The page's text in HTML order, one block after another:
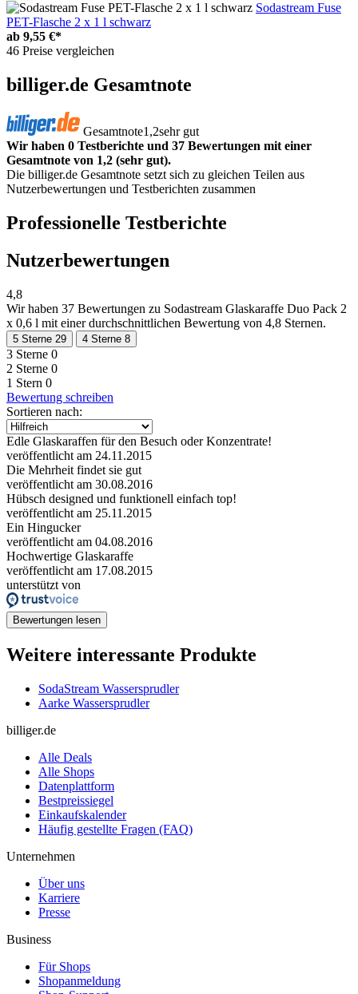
Sodastream Fuse
PET-Flasche 2 x 1 l schwarz
ab 9,55 €*
46 Preise vergleichen
billiger.de Gesamtnote
Gesamtnote1,2sehr gut
Wir haben 0 Testberichte und 37 Bewertungen mit einer
Gesamtnote von 1,2 (sehr gut).
Die billiger.de Gesamtnote setzt sich zu gleichen Teilen aus
Nutzerbewertungen und Testberichten zusammen
Professionelle Testberichte
Nutzerbewertungen
4,8
Wir haben 37 Bewertungen zu Sodastream Glaskaraffe Duo Pack 2
x 0,6 l mit einer durchschnittlichen Bewertung von 4,8 Sternen.
5 Sterne 29 4 Sterne 8
3 Sterne 0
2 Sterne 0
1 Stern 0
Bewertung schreiben
Sortieren nach:
Edle Glaskaraffen für den Besuch oder Konzentrate!
veröffentlicht am 24.11.2015
Die Mehrheit findet sie gut
veröffentlicht am 30.08.2016
Hübsch designed und funktionell einfach top!
veröffentlicht am 25.11.2015
Ein Hingucker
veröffentlicht am 04.08.2016
Hochwertige Glaskaraffe
veröffentlicht am 17.08.2015
unterstützt von
Bewertungen lesen
Weitere interessante Produkte
SodaStream Wassersprudler
Aarke Wassersprudler
billiger.de
Alle Deals
Alle Shops
Datenplattform
Bestpreissiegel
Einkaufskalender
Häufig gestellte Fragen (FAQ)
Unternehmen
Über uns
Karriere
Presse
Business
Für Shops
Shopanmeldung